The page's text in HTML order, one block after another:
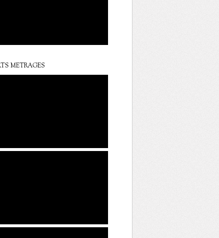
METRAGES